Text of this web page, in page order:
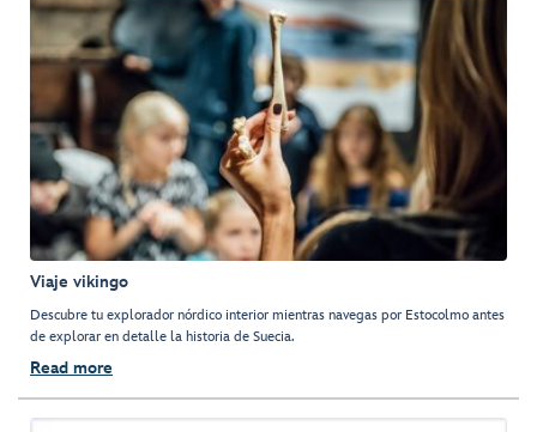
Viaje vikingo
Descubre tu explorador nórdico interior mientras navegas por Estocolmo antes
de explorar en detalle la historia de Suecia.
Read more